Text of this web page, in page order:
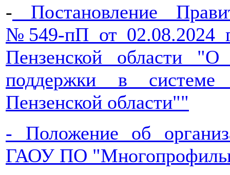
- Постановление
№549-пП от 02.08.2024
Пензенской области "О
поддержки в системе
Пензенской области""
- Положение об
ГАОУ ПО